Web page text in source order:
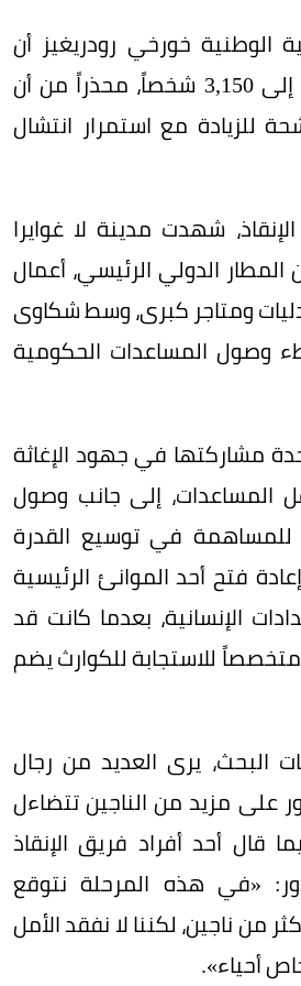
الوطنية خورخي رودريغيز أن
عدد المصابين ارتفع إلى 3,150 شخصاً، محذراً من أن
للزيادة مع استمرار انتشال
شهدت مدينة لا غوايرا
المطار الدولي الرئيسي، أعمال
ومتاجر كبرى، وسط شكاوى
وصول المساعدات الحكومية
مشاركتها في جهود الإغاثة
المساعدات، إلى جانب وصول
للمساهمة في توسيع القدرة
فتح أحد الموانئ الرئيسية
الإنسانية، بعدما كانت قد
للاستجابة للكوارث يضم
البحث، يرى العديد من رجال
على مزيد من الناجين تتضاءل
قال أحد أفراد فريق الإنقاذ
«في هذه المرحلة نتوقع
من ناجين، لكننا لا نفقد الأمل
أحياء».